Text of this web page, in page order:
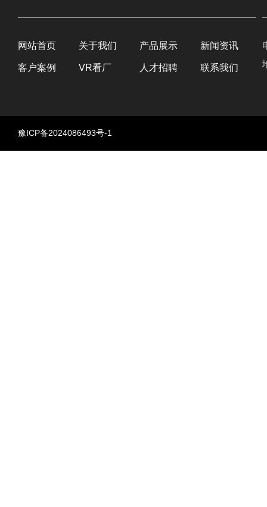
网站首页 关于我们 产品展示 新闻资讯
客户案例 VR看厂 人才招聘 联系我们
豫ICP备2024086493号-1